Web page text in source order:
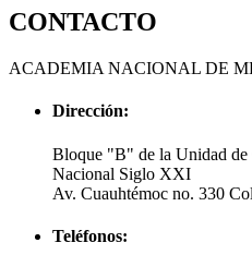
CONTACTO
ACADEMIA NACIONAL DE
Dirección:
Bloque "B" de la Unidad de
Nacional Siglo XXI
Av. Cuauhtémoc no. 330
Teléfonos: